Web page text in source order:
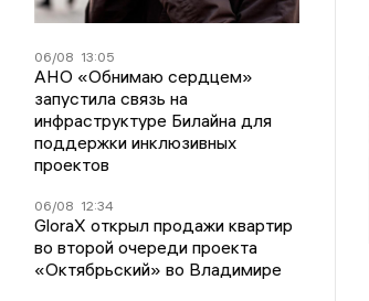
06/08 13:05
АНО «Обнимаю сердцем»
запустила связь на
инфраструктуре Билайна для
поддержки инклюзивных
проектов
06/08 12:34
GloraX открыл продажи квартир
во второй очереди проекта
«Октябрьский» во Владимире